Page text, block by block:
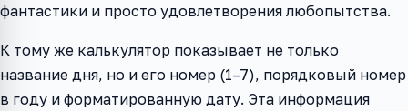
фантастики и просто удовлетворения любопытства.
К тому же калькулятор показывает не только
название дня, но и его номер (1–7), порядковый номер
в году и форматированную дату. Эта информация